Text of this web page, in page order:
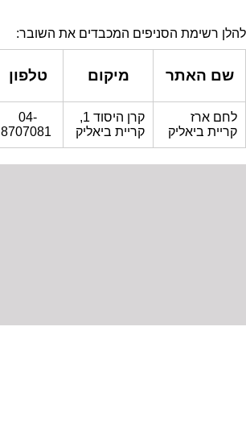
להלן רשימת הסניפים המכבדים את השובר:
שם האתר מיקום טלפון
לחם ארז
קריית ביאליק
קרן היסוד 1,
קריית ביאליק
04-
8707081